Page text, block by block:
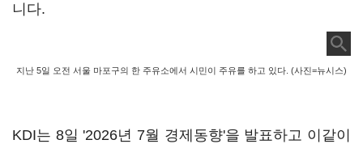
니다.
지난 5일 오전 서울 마포구의 한 주유소에서 시민이 주유를 하고 있다. (사진=뉴시스)
KDI는 8일 '2026년 7월 경제동향'을 발표하고 이같이